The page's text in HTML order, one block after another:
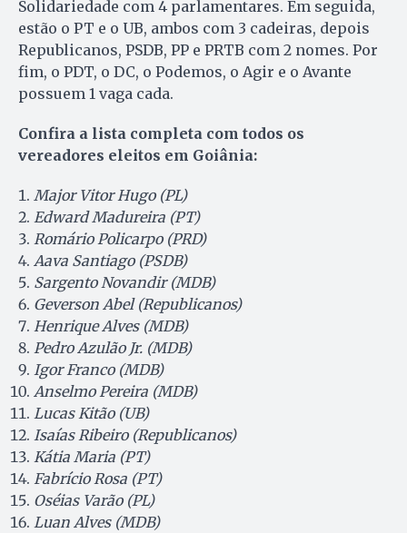
Solidariedade com 4 parlamentares. Em seguida,
estão o PT e o UB, ambos com 3 cadeiras, depois
Republicanos, PSDB, PP e PRTB com 2 nomes. Por
fim, o PDT, o DC, o Podemos, o Agir e o Avante
possuem 1 vaga cada.
Confira a lista completa com todos os
vereadores eleitos em Goiânia:
Major Vitor Hugo (PL)
Edward Madureira (PT)
Romário Policarpo (PRD)
Aava Santiago (PSDB)
Sargento Novandir (MDB)
Geverson Abel (Republicanos)
Henrique Alves (MDB)
Pedro Azulão Jr. (MDB)
Igor Franco (MDB)
Anselmo Pereira (MDB)
Lucas Kitão (UB)
Isaías Ribeiro (Republicanos)
Kátia Maria (PT)
Fabrício Rosa (PT)
Oséias Varão (PL)
Luan Alves (MDB)